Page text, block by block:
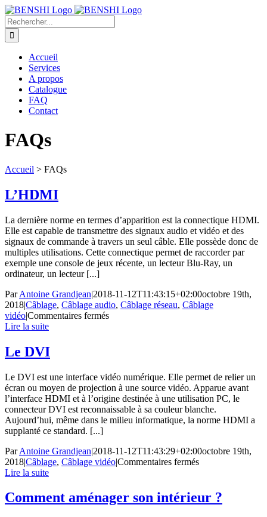
Passer
au
contenu
Rechercher:
Accueil
Services
A propos
Catalogue
FAQ
Contact
FAQs
Accueil > FAQs
L’HDMI
La dernière norme en termes d’apparition est la connectique HDMI.
Elle est capable de transmettre des signaux audio et vidéo et des
signaux de commande à travers un seul câble. Elle possède donc de
multiples utilisations. Cette connectique permet de raccorder par
exemple une console de jeux récente, un lecteur Blu-Ray, un
ordinateur, un lecteur [...]
ParAntoine Grandjean|2018-11-12T11:43:15+02:00octobre 19th,
2018|Câblage, Câblage audio, Câblage réseau, Câblage
vidéo|Commentaires ferméssur
Lire la suite
Le DVI
Le DVI est une interface vidéo numérique. Elle permet de relier un
écran ou moyen de projection à une source vidéo. Apparue avant
l’interface HDMI et à l’origine destinée à une utilisation PC, le
connecteur DVI est reconnaissable à sa couleur blanche.
Aujourd’hui, même dans le milieu informatique, la norme HDMI a
supplanté ce standard. [...]
ParAntoine Grandjean|2018-11-12T11:43:29+02:00octobre 19th,
2018|Câblage, Câblage vidéo|Commentaires ferméssur
Lire la suite
Comment aménager son intérieur ?